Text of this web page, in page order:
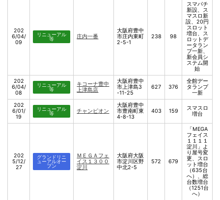
202
6/04/
09
リニューアル
等
庄内一番
大阪府豊中
市庄内東町
2-5-1
238 98
スマパチ
新設、ス
マスロ新
設、20円
スロット
増台、ス
ロットデ
ータラン
プ一新、
新会員シ
ステム開
始
202
6/04/
08
リニューアル
等
キコーナ豊中
上津島店
大阪府豊中
市上津島3
-11-25
627 376
全館デー
タランプ
一新
202
6/01/
19
リニューアル
等
チャンピオン
大阪府豊中
市豊南町東
4-8-13
403 159
スマスロ
増台
202
5/12/
27
グランドリニ
ューアルオー
プン
ＭＥＧＡフェ
イス１３００
淀川
大阪府大阪
市淀川区野
中北2-5
572 679
「MEGA
フェイス
１１１１
淀川」よ
り屋号変
更、スロ
ット増台
（635台
へ）、総
台数増台
（1251台
へ）